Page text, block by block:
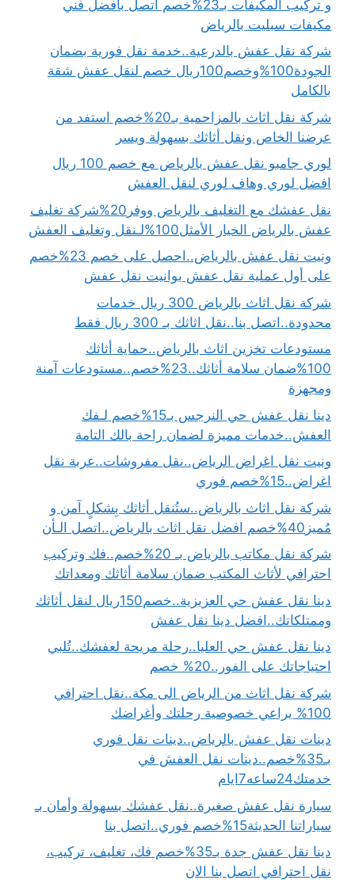
و تركيب المكيفات بـ23%خصم اتصل بافضل فني
مكيفات سبليت بالرياض
شركة نقل عفش بالدرعية..خدمة نقل فورية بضمان
الجودة100%وخصم100ريال خصم لنقل عفش شقة
بالكامل
شركة نقل اثاث بالمزاحمية بـ20%خصم استفد من
عرضنا الخاص ونقل أثاثك بسهولة ويسر
لوري جامبو نقل عفش بالرياض مع خصم 100 ريال
افضل لوري وهاف لوري لنقل العفش
نقل عفشك مع التغليف بالرياض ووفر20%شركة تغليف
عفش بالرياض الخيار الأمثل100%لـنقل وتغليف العفش
ونيت نقل عفش بالرياض..احصل على خصم 23%خصم
على أول عملية نقل عفش بوانيت نقل عفش
شركة نقل اثاث بالرياض 300 ريال خدمات
محدودة..اتصل بنا..نقل اثاثك بـ 300 ريال فقط
مستودعات تخزين اثاث بالرياض..حماية أثاثك
100%ضمان سلامة أثاثك..23%خصم..مستودعات آمنة
ومجهزة
دينا نقل عفش حي النرجس بـ15%خصم لـفك
العفش..خدمات مميزة لضمان راحة بالك التامة
ونيت نقل اغراض الرياض..نقل مفروشات..عربة نقل
اغراض..15%خصم فوري
شركة نقل اثاث بالرياض..ستُنقل أثاثك بِشكلٍ آمن و
مُميز40%خصم افضل نقل اثاث بالرياض..اتصل الـأن
شركة نقل مكاتب بالرياض بـ 20%خصم..فك وتركيب
احترافي لأثاث المكتب ضمان سلامة أثاثك ومعداتك
دينا نقل عفش حي العزيزية..خصم150ريال لنقل أثاثك
وممتلكاتك..افضل دينا نقل عفش
دينا نقل عفش حي العليا..رحلة مريحة لعفشك..تُلبي
احتياجاتك على الفور..20% خصم
شركة نقل اثاث من الرياض الى مكة..نقل احترافي
100% يراعي خصوصية رحلتك وأغراضك
دينات نقل عفش بالرياض..دينات نقل فوري
بـ35%خصم..دينات نقل العفش في
خدمتك24ساعه7ايام
سيارة نقل عفش صغيرة..نقل عفشك بسهولة وأمان بـ
سياراتنا الحديثة15%خصم فوري..اتصل بنا
دينا نقل عفش جدة بـ35%خصم فك، تغليف، تركيب،
نقل احترافي اتصل بنا الان